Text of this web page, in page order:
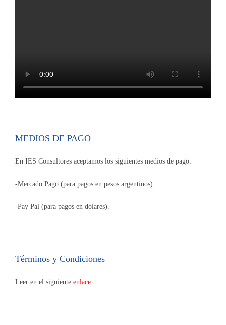
MEDIOS DE PAGO
En IES Consultores aceptamos los siguientes medios de pago:
-Mercado Pago (para pagos en pesos argentinos).
-Pay Pal (para pagos en dólares).
Términos y Condiciones
Leer en el siguiente enlace